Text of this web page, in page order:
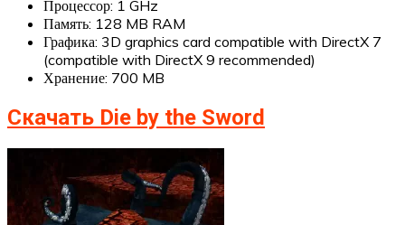
Процессор: 1 GHz
Память: 128 MB RAM
Графика: 3D graphics card compatible with DirectX 7
(compatible with DirectX 9 recommended)
Хранение: 700 MB
Скачать Die by the Sword